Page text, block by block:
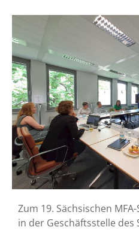
Zum 19. Sächsischen
in der Geschäftsstelle des